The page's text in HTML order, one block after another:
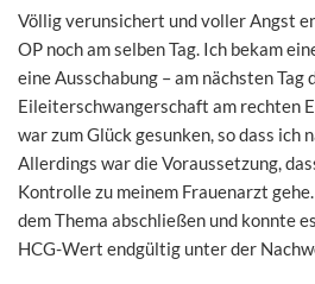
Völlig verunsichert und voller Angst
OP noch am selben Tag. Ich bekam
eine Ausschabung – am nächsten Tag
Eileiterschwangerschaft am rechten
war zum Glück gesunken, so dass ich
Allerdings war die Voraussetzung,
Kontrolle zu meinem Frauenarzt
dem Thema abschließen und konnte
HCG-Wert endgültig unter der